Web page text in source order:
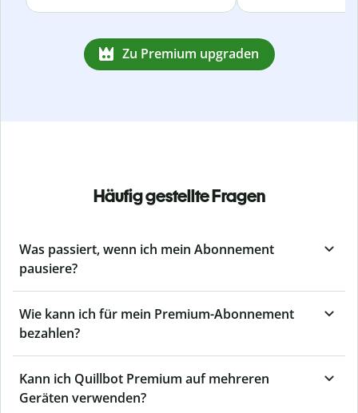
Zu Premium upgraden
Häufig gestellte Fragen
Was passiert, wenn ich mein Abonnement
pausiere?
Wie kann ich für mein Premium-Abonnement
bezahlen?
Kann ich Quillbot Premium auf mehreren
Geräten verwenden?